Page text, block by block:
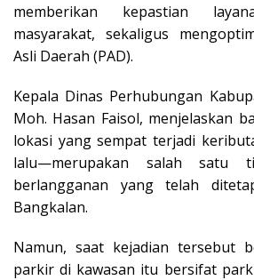
memberikan kepastian
masyarakat, sekaligus
Asli Daerah (PAD).
Kepala Dinas Perhubungan
Moh. Hasan Faisol, menjelaskan
lokasi yang sempat terjadi
lalu—merupakan salah satu
berlangganan yang telah
Bangkalan.
Namun, saat kejadian tersebut
parkir di kawasan itu bersifat